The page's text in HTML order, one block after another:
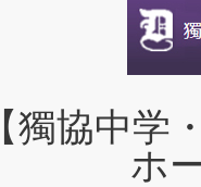
【獨協中学
ホ